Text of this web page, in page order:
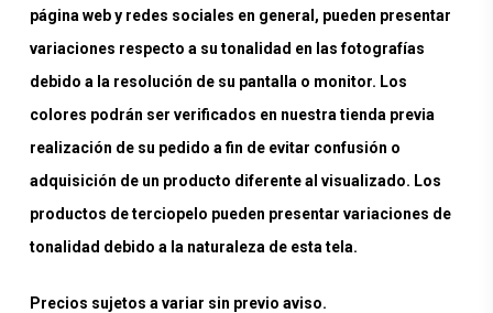
página web y redes sociales en general, pueden presentar
variaciones respecto a su tonalidad en las fotografías
debido a la resolución de su pantalla o monitor. Los
colores podrán ser verificados en nuestra tienda previa
realización de su pedido a fin de evitar confusión o
adquisición de un producto diferente al visualizado. Los
productos de terciopelo pueden presentar variaciones de
tonalidad debido a la naturaleza de esta tela.
Precios sujetos a variar sin previo aviso.